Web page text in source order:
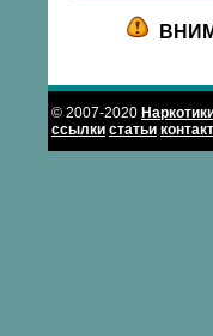
© 2007-2020
ссылки статьи